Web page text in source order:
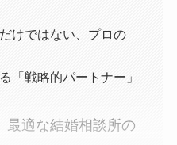
けではない、プロの
「戦略的パートナー」
最適な結婚相談所の